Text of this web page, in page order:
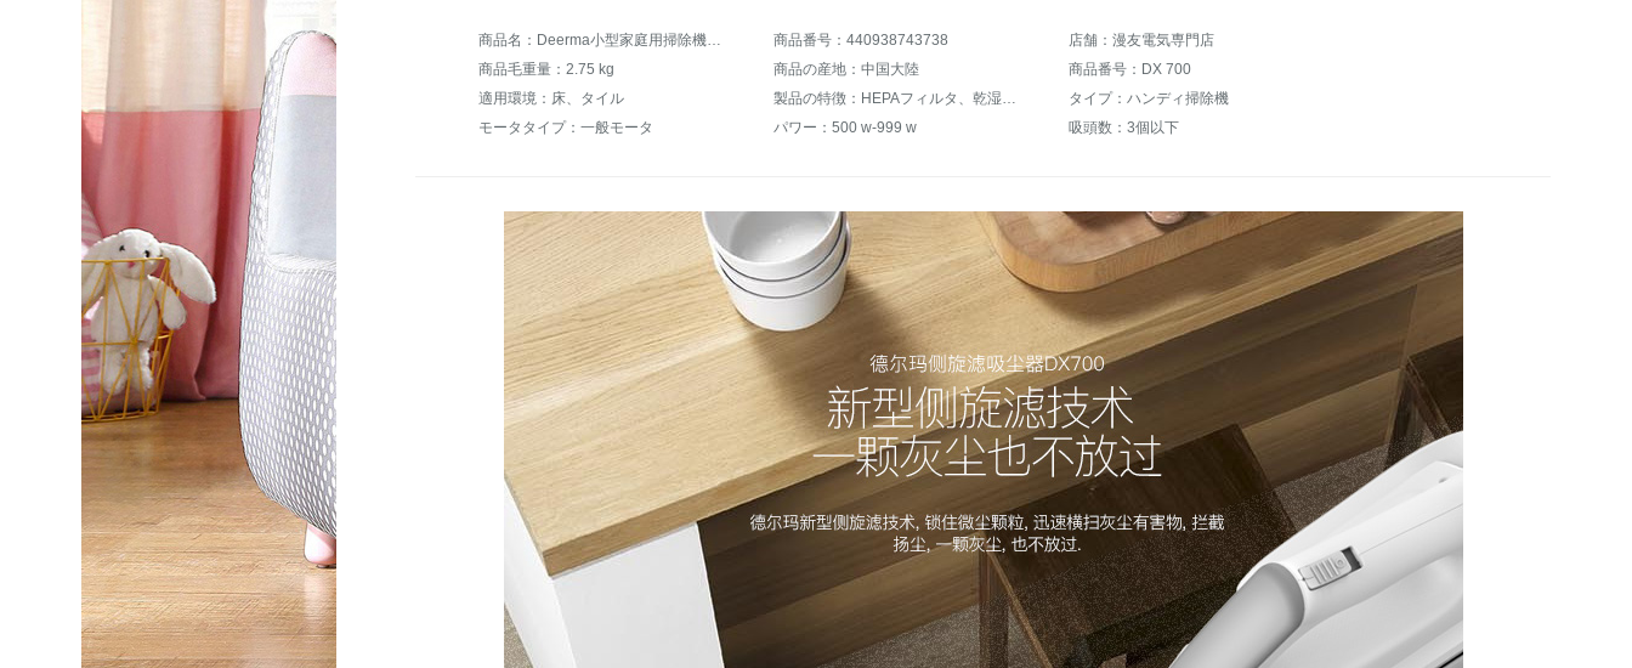
商品番号：440938743738
店舗：漫友電気専門店
商品毛重量：2.75 kg
商品の産地：中国大陸
商品番号：DX 700
適用環境：床、タイル
タイプ：ハンディ掃除機
モータタイプ：一般モータ
パワー：500 w-999 w 吸頭数：3個以下